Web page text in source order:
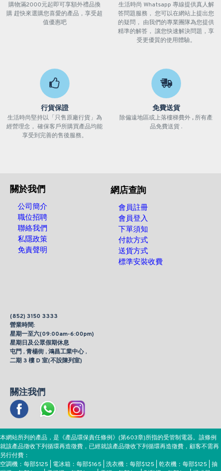
購物滿2000元起即可享額外禮品換
購 趕快來選購您喜愛的產品，享受超
值優惠吧
生活時尚 Whatsapp 專線提供真人解
答問題服務， 您可以在網站上提出您
的疑問， 由我們的專業團隊為您提供
精準的解答， 讓您快速解決問題，享
受更優質的使用體驗。
行貨保證
生活時尚堅持以「只售原廠行貨」為
經營理念， 確保客戶所購買產品均能
享受到完善的售後服務。
免費送貨
除偏遠地區或上落樓梯費外 , 所有產
品免費送貨 .
關於我們
公司簡介
職位招聘
聯絡我們
私隱政策
免責聲明
網店查詢
會員註冊
會員登入
下單須知
付款方式
送貨方式
標準安裝收費
(852) 3150 3333
營業時間:
星期一至六(09:00am-6:00pm)
星期日及公眾假期休息
屯門 , 青楊街 , 鴻昌工業中心 ,
二期 3 樓 D 室(不設陳列室)
關注我們
本網站所列的產品，是《產品環保責任條例》(第603章)所指的受管制電器。該條例
就該產品徵收下列循環再造徵費，已經就該產品徵收下列循環再造徵費，顧客不需再
另行付費：
空調機：每部$125 | 電冰箱：每部$165 | 洗衣機：每部$125 | 乾衣機：每部$125 | 抽